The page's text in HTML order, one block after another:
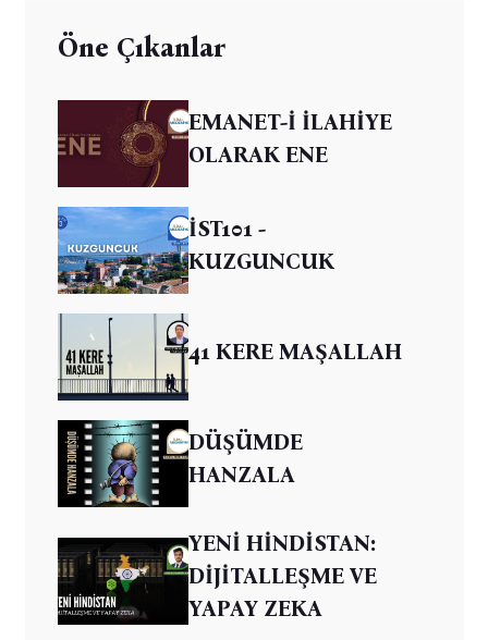
Öne Çıkanlar
EMANET-İ İLAHİYE
OLARAK ENE
İST101 -
KUZGUNCUK
41 KERE MAŞALLAH
DÜŞÜMDE
HANZALA
YENİ HİNDİSTAN:
DİJİTALLEŞME VE
YAPAY ZEKA